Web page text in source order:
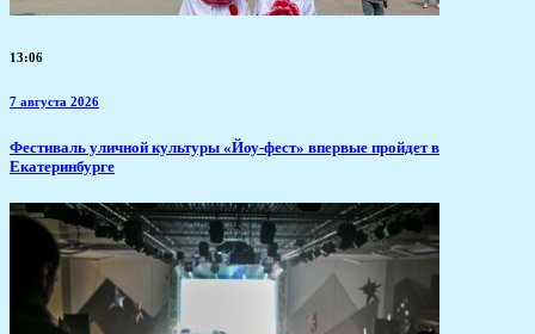
13:06
7 августа 2026
​Фестиваль уличной культуры «Йоу-фест» впервые пройдет в
Екатеринбурге